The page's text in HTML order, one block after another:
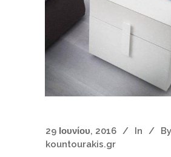
29 Ιουνίου, 2016 In
By
kountourakis.gr